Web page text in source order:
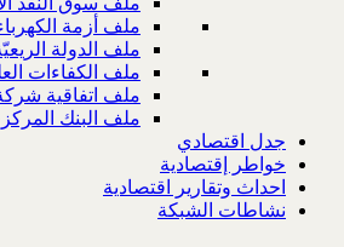
ملف أزمة
ملف الدولة
ملف الكفاءات
ملف اتفاقية
ملف البنك
جدل اقتصادي
خواطر إقتصادية
احداث وتقارير اقتصادية
نشاطات الشبكة